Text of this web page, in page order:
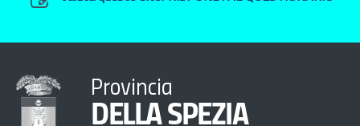
Provincia
DELLA SPEZIA